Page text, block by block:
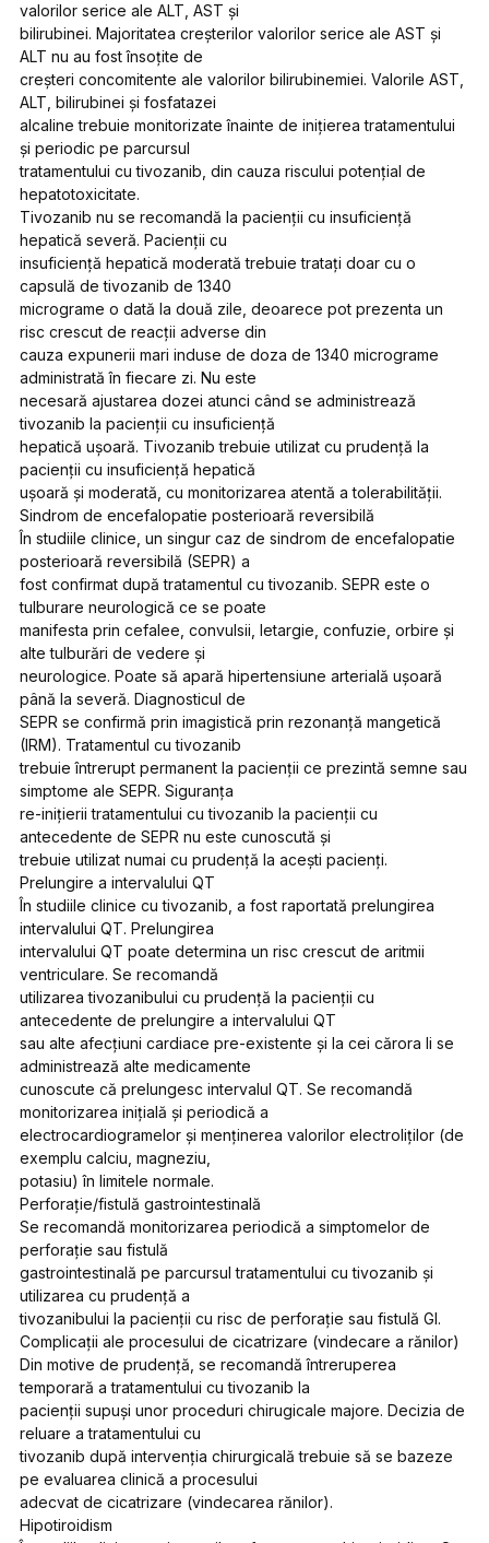
valorilor serice ale ALT, AST și
bilirubinei. Majoritatea creșterilor valorilor serice ale AST și
ALT nu au fost însoțite de
creșteri concomitente ale valorilor bilirubinemiei. Valorile AST,
ALT, bilirubinei și fosfatazei
alcaline trebuie monitorizate înainte de inițierea tratamentului
și periodic pe parcursul
tratamentului cu tivozanib, din cauza riscului potențial de
hepatotoxicitate.
Tivozanib nu se recomandă la pacienții cu insuficiență
hepatică severă. Pacienții cu
insuficiență hepatică moderată trebuie tratați doar cu o
capsulă de tivozanib de 1340
micrograme o dată la două zile, deoarece pot prezenta un
risc crescut de reacții adverse din
cauza expunerii mari induse de doza de 1340 micrograme
administrată în fiecare zi. Nu este
necesară ajustarea dozei atunci când se administrează
tivozanib la pacienții cu insuficiență
hepatică ușoară. Tivozanib trebuie utilizat cu prudență la
pacienții cu insuficiență hepatică
ușoară și moderată, cu monitorizarea atentă a tolerabilității.
Sindrom de encefalopatie posterioară reversibilă
În studiile clinice, un singur caz de sindrom de encefalopatie
posterioară reversibilă (SEPR) a
fost confirmat după tratamentul cu tivozanib. SEPR este o
tulburare neurologică ce se poate
manifesta prin cefalee, convulsii, letargie, confuzie, orbire și
alte tulburări de vedere și
neurologice. Poate să apară hipertensiune arterială ușoară
până la severă. Diagnosticul de
SEPR se confirmă prin imagistică prin rezonanță mangetică
(IRM). Tratamentul cu tivozanib
trebuie întrerupt permanent la pacienții ce prezintă semne sau
simptome ale SEPR. Siguranța
re-inițierii tratamentului cu tivozanib la pacienții cu
antecedente de SEPR nu este cunoscută și
trebuie utilizat numai cu prudență la acești pacienți.
Prelungire a intervalului QT
În studiile clinice cu tivozanib, a fost raportată prelungirea
intervalului QT. Prelungirea
intervalului QT poate determina un risc crescut de aritmii
ventriculare. Se recomandă
utilizarea tivozanibului cu prudență la pacienții cu
antecedente de prelungire a intervalului QT
sau alte afecțiuni cardiace pre-existente și la cei cărora li se
administrează alte medicamente
cunoscute că prelungesc intervalul QT. Se recomandă
monitorizarea inițială și periodică a
electrocardiogramelor și menținerea valorilor electroliților (de
exemplu calciu, magneziu,
potasiu) în limitele normale.
Perforație/fistulă gastrointestinală
Se recomandă monitorizarea periodică a simptomelor de
perforație sau fistulă
gastrointestinală pe parcursul tratamentului cu tivozanib și
utilizarea cu prudență a
tivozanibului la pacienții cu risc de perforație sau fistulă GI.
Complicații ale procesului de cicatrizare (vindecare a rănilor)
Din motive de prudență, se recomandă întreruperea
temporară a tratamentului cu tivozanib la
pacienții supuși unor proceduri chirugicale majore. Decizia de
reluare a tratamentului cu
tivozanib după intervenția chirurgicală trebuie să se bazeze
pe evaluarea clinică a procesului
adecvat de cicatrizare (vindecarea rănilor).
Hipotiroidism